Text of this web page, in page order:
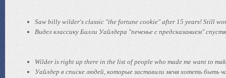
Saw billy wilder's classic "the fortune cookie" after 15 years! Still
Видел классику Билли Уайлдера "печенье с предсказанием"
Wilder is right up there in the list of people who made me want to
Уайлдер в списке людей, которые заставили меня хотеть быть